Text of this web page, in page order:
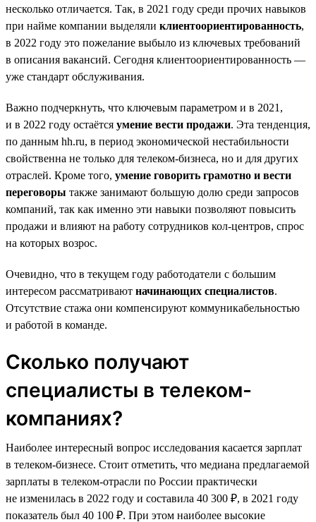
несколько отличается. Так, в 2021 году среди прочих навыков
при найме компании выделяли клиентоориентированность,
в 2022 году это пожелание выбыло из ключевых требований
в описания вакансий. Сегодня клиентоориентированность —
уже стандарт обслуживания.
Важно подчеркнуть, что ключевым параметром и в 2021,
и в 2022 году остаётся умение вести продажи. Эта тенденция,
по данным hh.ru, в период экономической нестабильности
свойственна не только для телеком-бизнеса, но и для других
отраслей. Кроме того, умение говорить грамотно и вести
переговоры также занимают большую долю среди запросов
компаний, так как именно эти навыки позволяют повысить
продажи и влияют на работу сотрудников кол-центров, спрос
на которых возрос.
Очевидно, что в текущем году работодатели с большим
интересом рассматривают начинающих специалистов.
Отсутствие стажа они компенсируют коммуникабельностью
и работой в команде.
Сколько получают
специалисты в телеком-
компаниях?
Наиболее интересный вопрос исследования касается зарплат
в телеком-бизнесе. Стоит отметить, что медиана предлагаемой
зарплаты в телеком-отрасли по России практически
не изменилась в 2022 году и составила 40 300 ₽, в 2021 году
показатель был 40 100 ₽. При этом наиболее высокие